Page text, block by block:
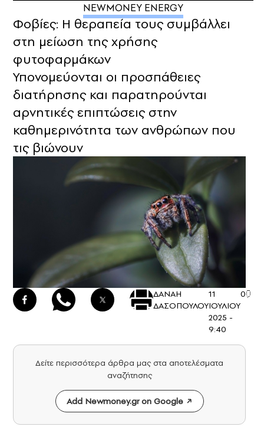
NEWMONEY ENERGY
Φοβίες: Η θεραπεία τους συμβάλλει
στη μείωση της χρήσης
φυτοφαρμάκων
Υπονομεύονται οι προσπάθειες
διατήρησης και παρατηρούνται
αρνητικές επιπτώσεις στην
καθημερινότητα των ανθρώπων που
τις βιώνουν
ΔΑΝΑΗ
ΔΑΣΟΠΟΥΛΟΥ
11
ΙΟΥΛΙΟΥ
2025 -
9:40
0
Δείτε περισσότερα άρθρα μας στα αποτελέσματα
αναζήτησης
Add Newmoney.gr on Google